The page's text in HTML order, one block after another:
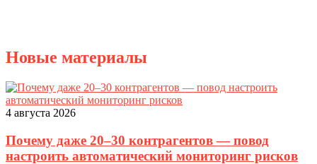
Новые материалы
4 августа 2026
Почему даже 20–30 контрагентов — повод
настроить автоматический мониторинг рисков